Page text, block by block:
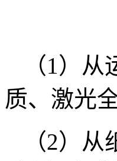
（1）
质、激光
（2）